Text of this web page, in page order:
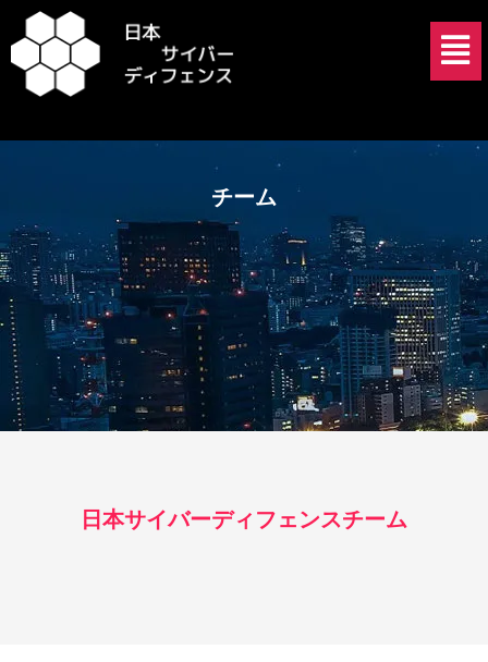
容
を
ッ
メ
ニ
ュ
チーム
日本サイバーディフェンスチーム